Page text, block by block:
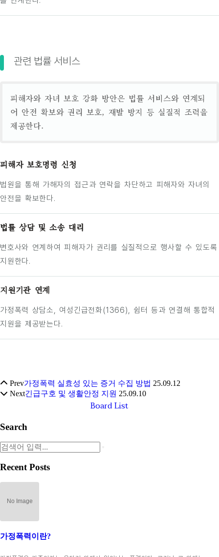
관련 법률 서비스
피해자와 자녀 보호 강화 방안은 법률 서비스와 연계되
어 안전 확보와 권리 보호, 재발 방지 등 실질적 조력을
제공한다.
피해자 보호명령 신청
법원을 통해 가해자의 접근과 연락을 차단하고 피해자와 자녀의
안전을 확보한다.
법률 상담 및 소송 대리
변호사와 연계하여 피해자가 권리를 실질적으로 행사할 수 있도록
지원한다.
지원기관 연계
가정폭력 상담소, 여성긴급전화(1366), 쉼터 등과 연결해 통합적
지원을 제공받는다.
Prev가정폭력 실효성 있는 증거 수집 방법 25.09.12
Next긴급구호 및 생활안정 지원 25.09.10
Board List
Search
Recent Posts
가정폭력이란?